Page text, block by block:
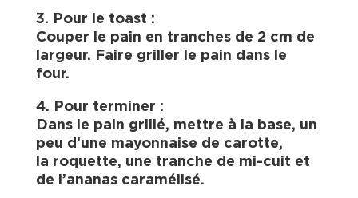
3. Pour le toast :
Couper le pain en tranches de 2 cm de
largeur. Faire griller le pain dans le
four.
4. Pour terminer :
Dans le pain grillé, mettre à la base, un
peu d’une mayonnaise de carotte,
la roquette, une tranche de mi-cuit et
de l’ananas caramélisé.